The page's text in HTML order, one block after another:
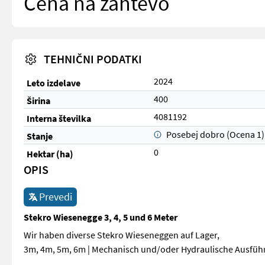
TEHNIČNI PODATKI
Leto izdelave
2024
Širina
400
Interna številka
4081192
Stanje
Posebej dobro (Ocena 1)
Hektar (ha)
0
OPIS
Prevedi
Stekro Wiesenegge 3, 4, 5 und 6 Meter
Wir haben diverse Stekro Wieseneggen auf Lager,
3m, 4m, 5m, 6m | Mechanisch und/oder Hydraulische